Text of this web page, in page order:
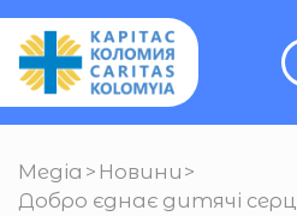
Медіа > Новини >
Добро єднає дитячі